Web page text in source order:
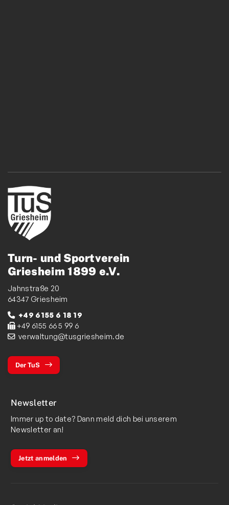
Turn- und Sportverein
Griesheim 1899 e.V.
Jahnstraße 20
64347 Griesheim
+49 6155 6 18 19
+49 6155 66 5 99 6
verwaltung@tusgriesheim.de
Der TuS
Newsletter
Immer up to date? Dann meld dich bei unserem
Newsletter an!
Jetzt anmelden